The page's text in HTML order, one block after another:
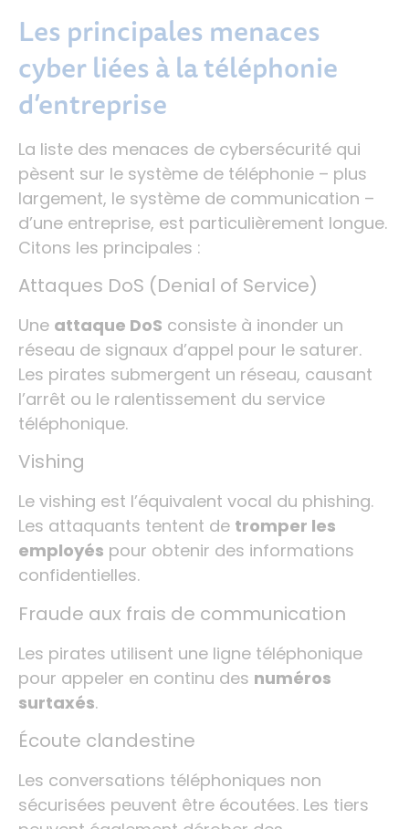
Les principales menaces
cyber liées à la téléphonie
d’entreprise
La liste des menaces de cybersécurité qui
pèsent sur le système de téléphonie – plus
largement, le système de communication –
d’une entreprise, est particulièrement longue.
Citons les principales :
Attaques DoS (Denial of Service)
Une attaque DoS consiste à inonder un
réseau de signaux d’appel pour le saturer.
Les pirates submergent un réseau, causant
l’arrêt ou le ralentissement du service
téléphonique.
Vishing
Le vishing est l’équivalent vocal du phishing.
Les attaquants tentent de tromper les
employés pour obtenir des informations
confidentielles.
Fraude aux frais de communication
Les pirates utilisent une ligne téléphonique
pour appeler en continu des numéros
surtaxés.
Écoute clandestine
Les conversations téléphoniques non
sécurisées peuvent être écoutées. Les tiers